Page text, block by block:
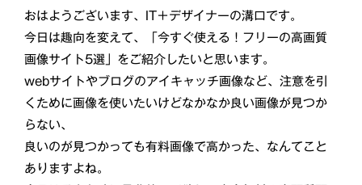
おはようございます、IT＋デザイナーの溝口です。
今日は趣向を変えて、「今すぐ使える！フリーの高画質
画像サイト5選」をご紹介したいと思います。
webサイトやブログのアイキャッチ画像など、注意を引
くために画像を使いたいけどなかなか良い画像が見つか
らない、
良いのが見つかっても有料画像で高かった、なんてこと
ありますよね。